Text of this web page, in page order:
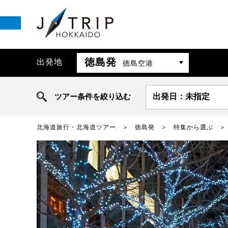
出発地 徳島発 徳島空港
ツアー条件を絞り込む 出発日：未指定
北海道旅行・北海道ツアー 徳島発 特集から選ぶ